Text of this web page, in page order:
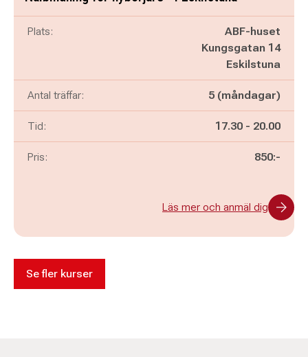
Plats:
ABF-huset
Kungsgatan 14
Eskilstuna
Antal träffar: 5 (måndagar)
Tid: Pågår mellan
17.30 - och
20.00
Pris: 850:-
Läs mer och anmäl dig
Se fler kurser